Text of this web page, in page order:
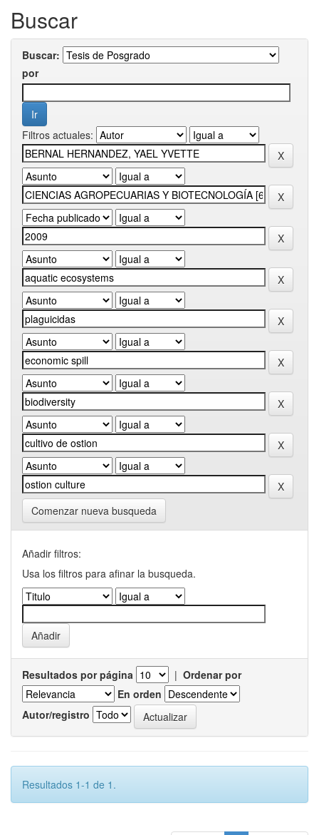
Buscar
Buscar:
por
Filtros actuales:
Comenzar nueva busqueda
Añadir filtros:
Usa los filtros para afinar la busqueda.
Resultados por página | Ordenar por
En orden
Autor/registro
Resultados 1-1 de 1.